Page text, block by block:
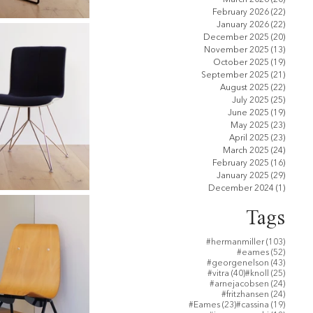
February 2026 (22)22
January 2026 (22)22
December 2025 (20)20
November 2025 (13)13
October 2025 (19)19
September 2025 (21)21
August 2025 (22)22
July 2025 (25)25
June 2025 (19)19
May 2025 (23)23
April 2025 (23)23
March 2025 (24)24
February 2025 (16)16
January 2025 (29)29
December 2024 (1)1 post
Tags
#hermanmiller (103)103
#eames (52)52
#georgenelson (43)43
#vitra (40)40 posts
#knoll (25)25
#arnejacobsen (24)24
#fritzhansen (24)24
#Eames (23)23 posts
#cassina (19)19